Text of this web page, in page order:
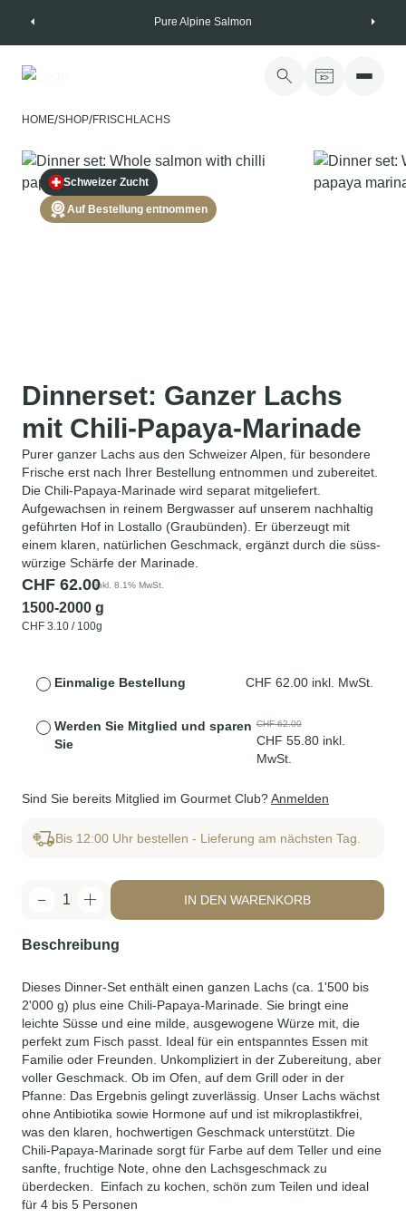
Pure Alpine Salmon
HOME/SHOP/FRISCHLACHS
Schweizer Zucht
Auf Bestellung entnommen
Dinnerset: Ganzer Lachs
mit Chili-Papaya-Marinade
Purer ganzer Lachs aus den Schweizer Alpen, für besondere
Frische erst nach Ihrer Bestellung entnommen und zubereitet.
Die Chili-Papaya-Marinade wird separat mitgeliefert.
Aufgewachsen in reinem Bergwasser auf unserem nachhaltig
geführten Hof in Lostallo (Graubünden). Er überzeugt mit
einem klaren, natürlichen Geschmack, ergänzt durch die süss-
würzige Schärfe der Marinade.
CHF 62.00inkl. 8.1% MwSt.
1500-2000 g
CHF 3.10 / 100g
Einmalige Bestellung CHF 62.00 inkl. MwSt.
Werden Sie Mitglied und sparen
Sie
CHF62.00
CHF 55.80 inkl.
MwSt.
Sind Sie bereits Mitglied im Gourmet Club?Anmelden
Bis 12:00 Uhr bestellen - Lieferung am nächsten Tag.
1 IN DEN WARENKORB
Beschreibung
Dieses Dinner-Set enthält einen ganzen Lachs (ca. 1'500 bis
2'000 g) plus eine Chili-Papaya-Marinade. Sie bringt eine
leichte Süsse und eine milde, ausgewogene Würze mit, die
perfekt zum Fisch passt. Ideal für ein entspanntes Essen mit
Familie oder Freunden. Unkompliziert in der Zubereitung, aber
voller Geschmack. Ob im Ofen, auf dem Grill oder in der
Pfanne: Das Ergebnis gelingt zuverlässig.
Unser Lachs wächst
ohne Antibiotika sowie Hormone auf und ist mikroplastikfrei,
was den klaren, hochwertigen Geschmack unterstützt. Die
Chili-Papaya-Marinade sorgt für Farbe auf dem Teller und eine
sanfte, fruchtige Note, ohne den Lachsgeschmack zu
überdecken.
Einfach zu kochen, schön zum Teilen und ideal
für 4 bis 5 Personen